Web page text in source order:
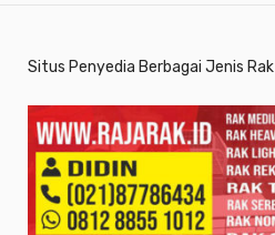
Situs Penyedia Berbagai Jenis Rak